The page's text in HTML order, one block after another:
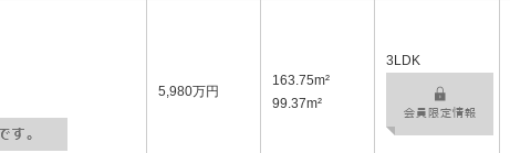
5,980万円
163.75m²
99.37m²
3LDK